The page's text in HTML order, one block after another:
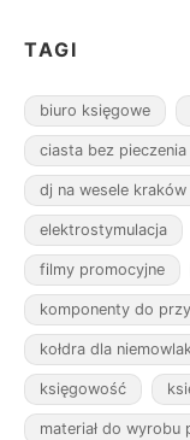
TAGI
biuro księgowe
ciasta bez pieczenia
dj na wesele kraków
elektrostymulacja
filmy promocyjne
komponenty do
kołdra dla
księgowość
materiał do wyrobu